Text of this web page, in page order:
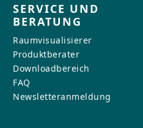
SERVICE UND
BERATUNG
Raumvisualisierer
Produktberater
Downloadbereich
FAQ
Newsletteranmeldung